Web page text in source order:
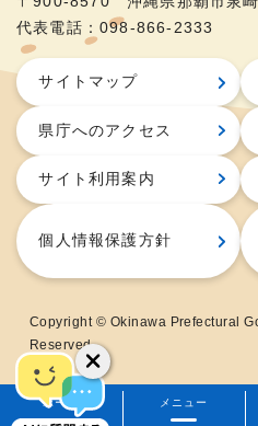
メニュー
ホーム
代表電話：098-866-2333
サイトマップ
県庁へのアクセス
サイト利用案内
個人情報保護方針
Copyright © Okinawa Prefectural
Reserved.